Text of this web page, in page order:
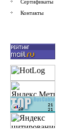
Сертификаты
Контакты